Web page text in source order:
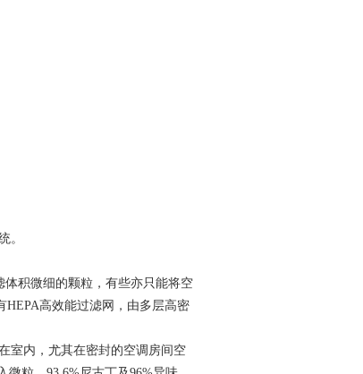
。
积微细的颗粒，有些亦只能将空
高效能过滤网，由多层高密
室内，尤其在密封的空调房间空